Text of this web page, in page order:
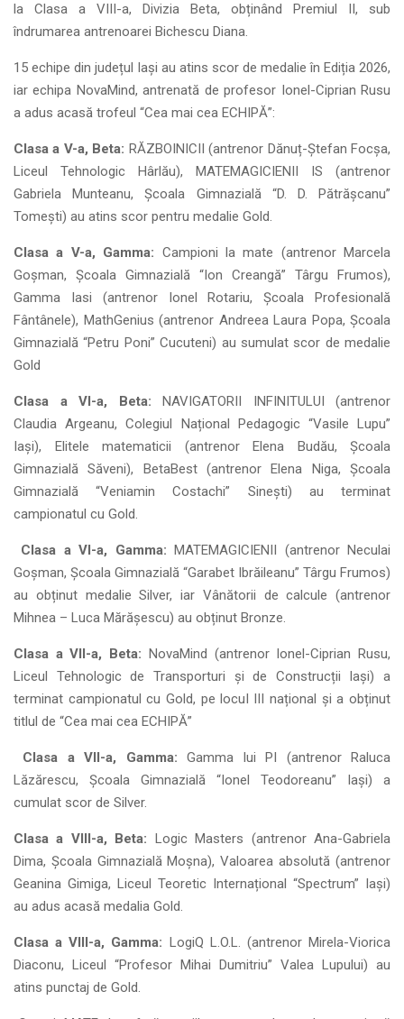
la Clasa a VIII-a, Divizia Beta, obținând Premiul II, sub
îndrumarea antrenoarei Bichescu Diana.
15 echipe din județul Iași au atins scor de medalie în Ediția 2026,
iar echipa NovaMind, antrenată de profesor Ionel-Ciprian Rusu
a adus acasă trofeul “Cea mai cea ECHIPĂ”:
Clasa a V-a, Beta: RĂZBOINICII (antrenor Dănuț-Ștefan Focșa,
Liceul Tehnologic Hârlău), MATEMAGICIENII IS (antrenor
Gabriela Munteanu, Școala Gimnazială “D. D. Pătrășcanu”
Tomești) au atins scor pentru medalie Gold.
Clasa a V-a, Gamma: Campioni la mate (antrenor Marcela
Goșman, Școala Gimnazială “Ion Creangă” Târgu Frumos),
Gamma Iasi (antrenor Ionel Rotariu, Școala Profesională
Fântânele), MathGenius (antrenor Andreea Laura Popa, Școala
Gimnazială “Petru Poni” Cucuteni) au sumulat scor de medalie
Gold
Clasa a VI-a, Beta: NAVIGATORII INFINITULUI (antrenor
Claudia Argeanu, Colegiul Național Pedagogic “Vasile Lupu”
Iași), Elitele matematicii (antrenor Elena Budău, Școala
Gimnazială Săveni), BetaBest (antrenor Elena Niga, Școala
Gimnazială “Veniamin Costachi” Sinești) au terminat
campionatul cu Gold.
Clasa a VI-a, Gamma: MATEMAGICIENII (antrenor Neculai
Goșman, Școala Gimnazială “Garabet Ibrăileanu” Târgu Frumos)
au obținut medalie Silver, iar Vânătorii de calcule (antrenor
Mihnea – Luca Mărășescu) au obținut Bronze.
Clasa a VII-a, Beta: NovaMind (antrenor Ionel-Ciprian Rusu,
Liceul Tehnologic de Transporturi și de Construcții Iași) a
terminat campionatul cu Gold, pe locul III național și a obținut
titlul de “Cea mai cea ECHIPĂ”
Clasa a VII-a, Gamma: Gamma lui PI (antrenor Raluca
Lăzărescu, Școala Gimnazială “Ionel Teodoreanu” Iași) a
cumulat scor de Silver.
Clasa a VIII-a, Beta: Logic Masters (antrenor Ana-Gabriela
Dima, Școala Gimnazială Moșna), Valoarea absolută (antrenor
Geanina Gimiga, Liceul Teoretic Internațional “Spectrum” Iași)
au adus acasă medalia Gold.
Clasa a VIII-a, Gamma: LogiQ L.O.L. (antrenor Mirela-Viorica
Diaconu, Liceul “Profesor Mihai Dumitriu” Valea Lupului) au
atins punctaj de Gold.